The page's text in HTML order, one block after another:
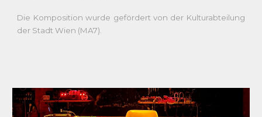
Die Komposition wurde gefördert von der Kulturabteilung
der Stadt Wien (MA7).